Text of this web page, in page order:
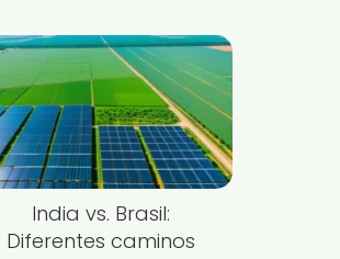
India vs. Brasil:
Diferentes caminos